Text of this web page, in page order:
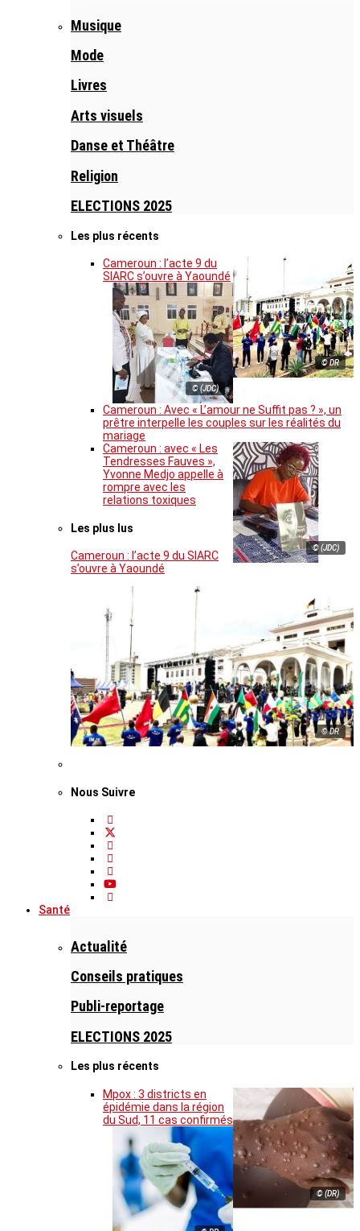
Musique
Mode
Livres
Arts visuels
Danse et Théâtre
Religion
ELECTIONS 2025
Les plus récents
© DR
Cameroun : l’acte 9 du
SIARC s’ouvre à Yaoundé
© (JDC)
Cameroun : Avec « L’amour ne Suffit pas ? », un
prêtre interpelle les couples sur les réalités du
mariage
© (JDC)
Cameroun : avec « Les
Tendresses Fauves »,
Yvonne Medjo appelle à
rompre avec les
relations toxiques
Les plus lus
Cameroun : l’acte 9 du SIARC
s’ouvre à Yaoundé
© DR
Nous Suivre
Santé
Actualité
Conseils pratiques
Publi-reportage
ELECTIONS 2025
Les plus récents
© (DR)
Mpox : 3 districts en
épidémie dans la région
du Sud, 11 cas confirmés